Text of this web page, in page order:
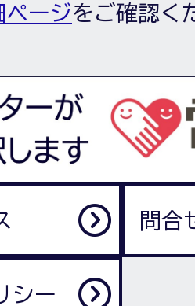
ページをご確認く
問合
シー